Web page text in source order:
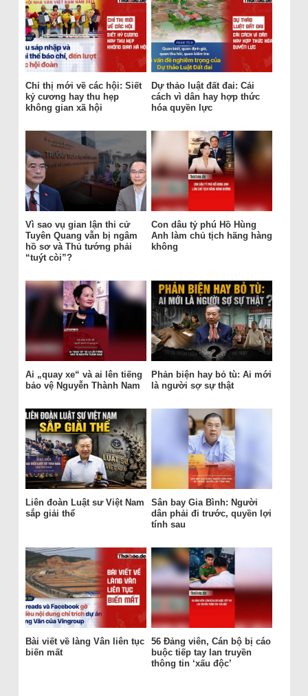
Chỉ thị mới về các hội: Siết
kỷ cương hay thu hẹp
không gian xã hội
Dự thảo luật đất đai: Cải
cách vì dân hay hợp thức
hóa quyền lực
Vì sao vụ gian lận thi cử
Tuyên Quang vẫn bị ngâm
hồ sơ và Thủ tướng phải
“tuýt còi”?
Con dâu tỷ phú Hồ Hùng
Anh làm chủ tịch hãng hàng
không
Ai „quay xe“ và ai lên tiếng
bảo vệ Nguyễn Thành Nam
Phản biện hay bỏ tù: Ai mới
là người sợ sự thật
Liên đoàn Luật sư Việt Nam
sắp giải thể
Sân bay Gia Bình: Người
dân phải đi trước, quyền lợi
tính sau
Bài viết về làng Vân liên tục
biến mất
56 Đảng viên, Cán bộ bị cáo
buộc tiếp tay lan truyền
thông tin ‘xấu độc’